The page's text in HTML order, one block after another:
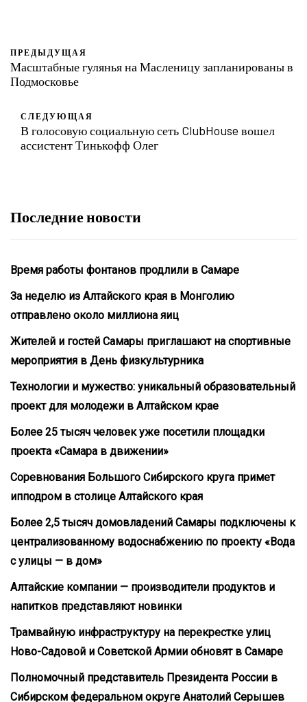
ПРЕДЫДУЩАЯ
Масштабные гулянья на Масленицу запланированы в
Подмосковье
СЛЕДУЮЩАЯ
В голосовую социальную сеть ClubHouse вошел
ассистент Тинькофф Олег
Последние новости
Время работы фонтанов продлили в Самаре
За неделю из Алтайского края в Монголию
отправлено около миллиона яиц
Жителей и гостей Самары приглашают на спортивные
мероприятия в День физкультурника
Технологии и мужество: уникальный образовательный
проект для молодежи в Алтайском крае
Более 25 тысяч человек уже посетили площадки
проекта «Самара в движении»
Соревнования Большого Сибирского круга примет
ипподром в столице Алтайского края
Более 2,5 тысяч домовладений Самары подключены к
централизованному водоснабжению по проекту «Вода
с улицы — в дом»
Алтайские компании — производители продуктов и
напитков представляют новинки
Трамвайную инфраструктуру на перекрестке улиц
Ново-Садовой и Советской Армии обновят в Самаре
Полномочный представитель Президента России в
Сибирском федеральном округе Анатолий Серышев